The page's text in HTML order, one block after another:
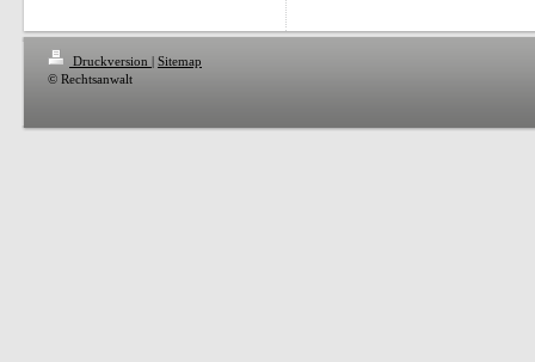
Druckversion | Sitemap
© Rechtsanwalt